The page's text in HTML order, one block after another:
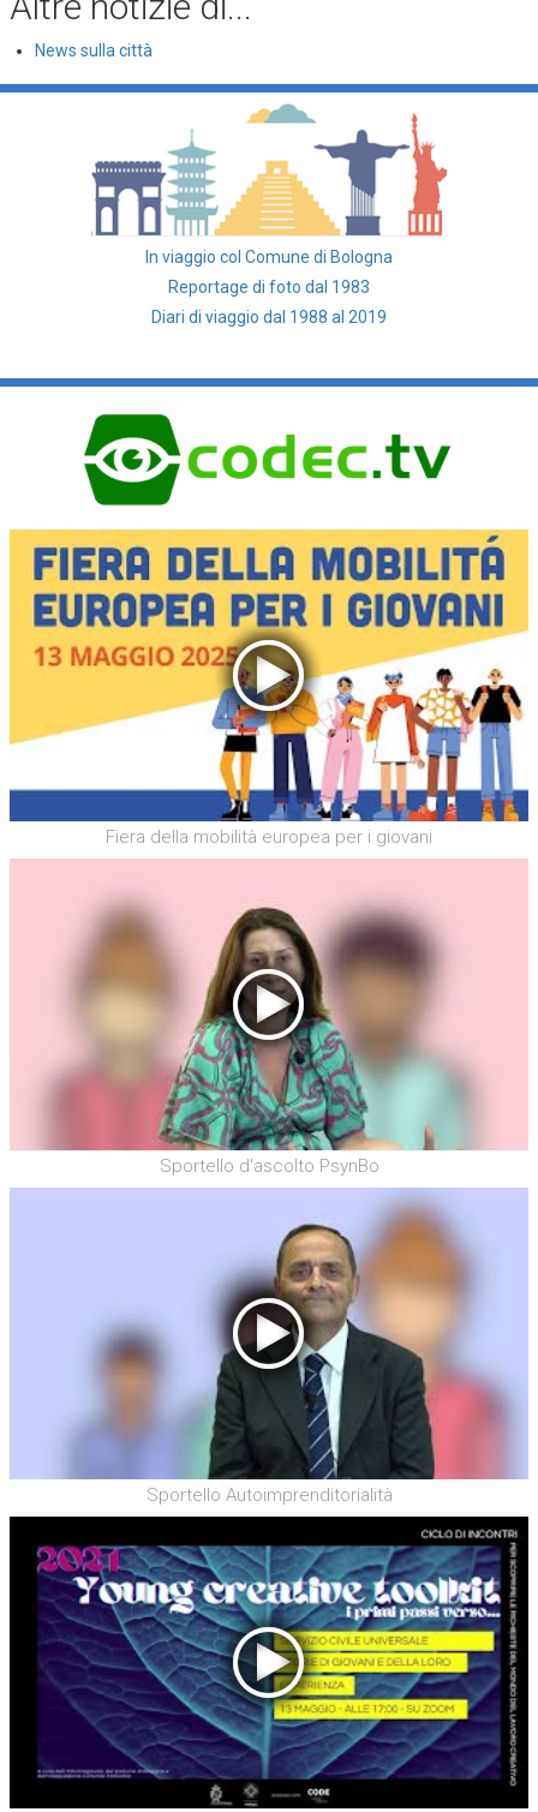
News sulla città
In viaggio col Comune di Bologna
Reportage di foto dal 1983
Diari di viaggio dal 1988 al 2019
Fiera della mobilità europea per i giovani
Sportello d'ascolto PsynBo
Sportello Autoimprenditorialità